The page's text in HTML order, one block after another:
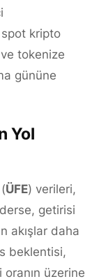
spot kripto
ve tokenize
gününe
Yol
ÜFE) verileri,
getirisi
akışlar daha
beklentisi,
oranın üzerine